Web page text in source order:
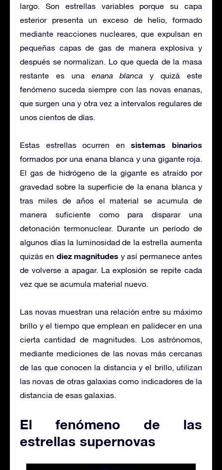
largo. Son estrellas variables porque su capa
esterior presenta un exceso de helio, formado
mediante reacciones nucleares, que expulsan en
pequeñas capas de gas de manera explosiva y
después se normalizan. Lo que queda de la masa
restante es una enana blanca y quizá este
fenómeno suceda siempre con las novas enanas,
que surgen una y otra vez a intervalos regulares de
unos cientos de días.
Estas estrellas ocurren ensistemas binarios
formados por una enana blanca y una gigante roja.
El gas de hidrógeno de la gigante es atraído por
gravedad sobre la superficie de la enana blanca y
tras miles de años el material se acumula de
manera suficiente como para disparar una
detonación termonuclear. Durante un período de
algunos días la luminosidad de la estrella aumenta
quizás en diez magnitudes y así permanece antes
de volverse a apagar. La explosión se repite cada
vez que se acumula material nuevo.
Las novas muestran una relación entre su máximo
brillo y el tiempo que emplean en palidecer en una
cierta cantidad de magnitudes. Los astrónomos,
mediante mediciones de las novas más cercanas
de las que conocen la distancia y el brillo, utilizan
las novas de otras galaxias como indicadores de la
distancia de esas galaxias.
El fenómeno de las
estrellas supernovas